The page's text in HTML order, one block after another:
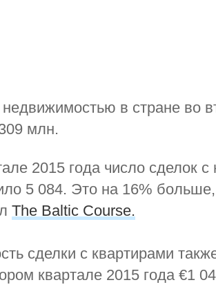
в стране во
млн.
2015 года число сделок
5 084. Это на 16%
The Baltic Course.
сделки с квартирами
квартале 2015 года €1